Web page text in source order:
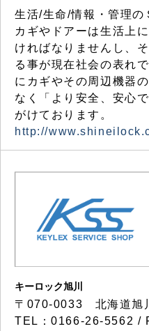
生活/生命/情報・管理の
カギやドアーは生活上
ければなりませんし、
る事が現在社会の表れ
にカギやその周辺機器
なく「より安全、安心
がけております。
http://
キーロック旭川
〒070-0033 北海道旭
TEL：0166-26-5562 /